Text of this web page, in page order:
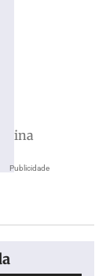
Publicidade